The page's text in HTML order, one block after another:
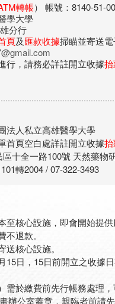
轉帳） 帳號：8140-51-
學大學
分行
頁及匯款收據掃瞄並寄送
行，請務必詳註開立收據
法人私立高雄醫學大學
首頁空白處詳註開立收據
十全一路100號 天然藥物
轉2004 / 07-322-3493
核心設施，即會開始提供
退款。
核心設施。
15日，15日前開立之收據
需於繳費前先行帳務處理
辦公室蓋章，親臨者前請